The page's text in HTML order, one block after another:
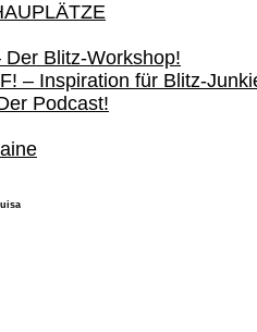
Der Blitz-Workshop!
– Inspiration für Blitz-
Podcast!